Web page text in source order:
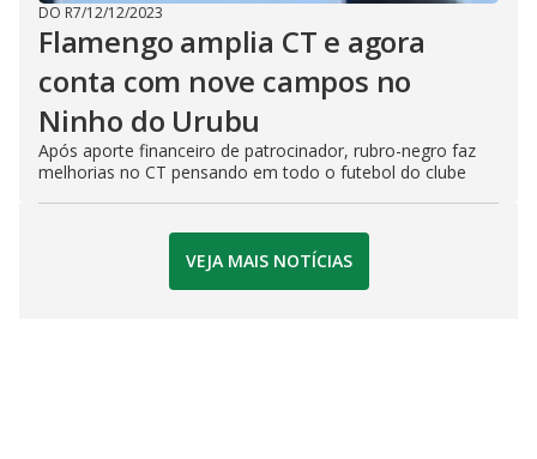
DO R7/12/12/2023
Flamengo amplia CT e agora
conta com nove campos no
Ninho do Urubu
Após aporte financeiro de patrocinador, rubro-negro faz
melhorias no CT pensando em todo o futebol do clube
VEJA MAIS NOTÍCIAS